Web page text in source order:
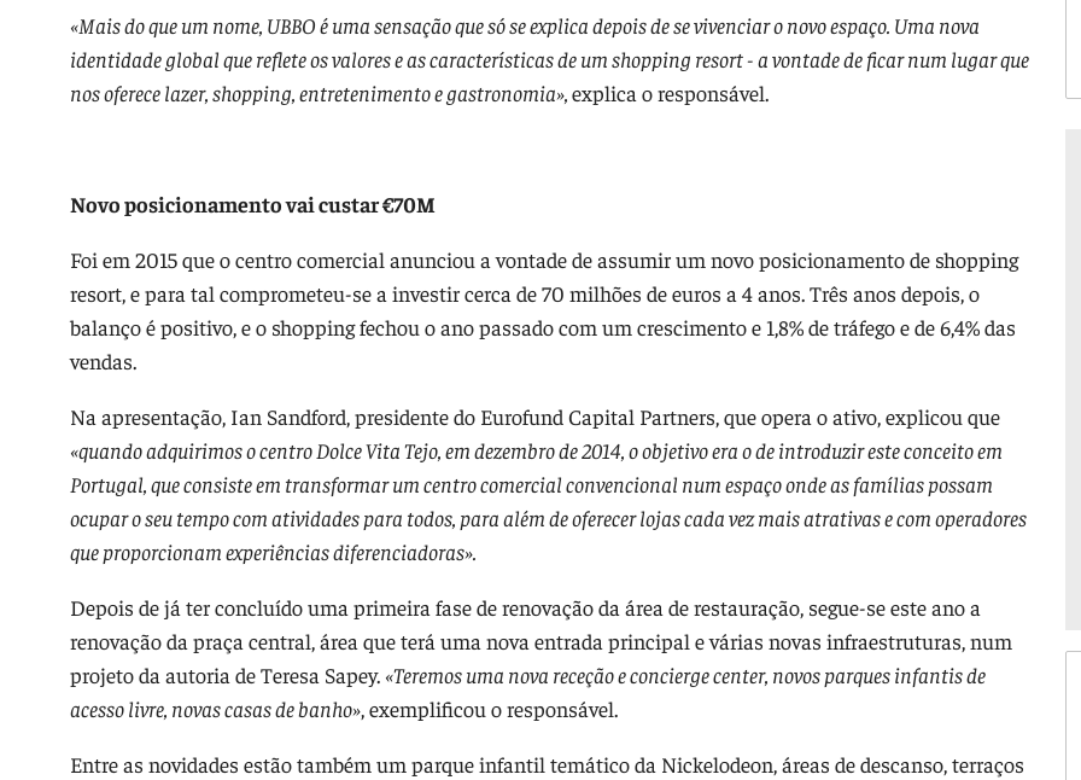
«Mais do que um nome, UBBO é uma sensação que só se explica depois de se vivenciar o novo espaço. Uma nova
identidade global que reflete os valores e as características de um shopping resort - a vontade de ficar num lugar que
nos oferece lazer, shopping, entretenimento e gastronomia»,explica o responsável.
Novo posicionamento vai custar €70M
Foi em 2015 que o centro comercial anunciou a vontade de assumir um novo posicionamento de shopping
resort, e para tal comprometeu-se a investir cerca de 70 milhões de euros a 4 anos. Três anos depois, o
balanço é positivo, e o shopping fechou o ano passado com um crescimento e 1,8% de tráfego e de 6,4% das
vendas.
Na apresentação, Ian Sandford, presidente do Eurofund Capital Partners, que opera o ativo, explicou que
«quando adquirimos o centro Dolce Vita Tejo, em dezembro de 2014, o objetivo era o de introduzir este conceito em
Portugal, que consiste em transformar um centro comercial convencional num espaço onde as famílias possam
ocupar o seu tempo com atividades para todos, para além de oferecer lojas cada vez mais atrativas e com operadores
que proporcionam experiências diferenciadoras».
Depois de já ter concluído uma primeira fase de renovação da área de restauração, segue-se este ano a
renovação da praça central, área que terá uma nova entrada principal e várias novas infraestruturas, num
projeto da autoria de Teresa Sapey. «Teremos uma nova receção e concierge center, novos parques infantis de
acesso livre, novas casas de banho», exemplificou o responsável.
Entre as novidades estão também um parque infantil temático da Nickelodeon, áreas de descanso, terraços